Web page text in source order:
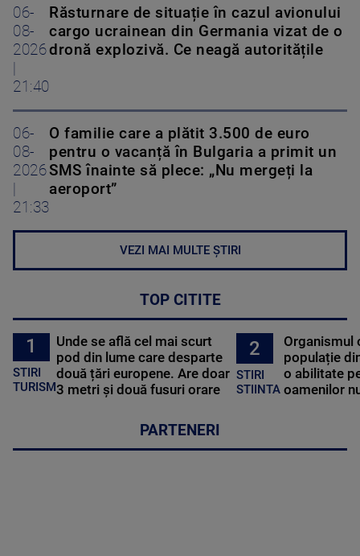
06-
08-
2026
21:40
Răsturnare de situație în cazul avionului
cargo ucrainean din Germania vizat de o
dronă explozivă. Ce neagă autoritățile
06-
08-
2026
21:33
O familie care a plătit 3.500 de euro
pentru o vacanță în Bulgaria a primit un
SMS înainte să plece: „Nu mergeți la
aeroport”
VEZI MAI MULTE ȘTIRI
TOP CITITE
1
STIRI
TURISM
Unde se află cel mai scurt
pod din lume care desparte
două țări europene. Are doar
3 metri și două fusuri orare
2
STIRI
STIINTA
Organismul
populație
o abilitate
oamenilor
PARTENERI